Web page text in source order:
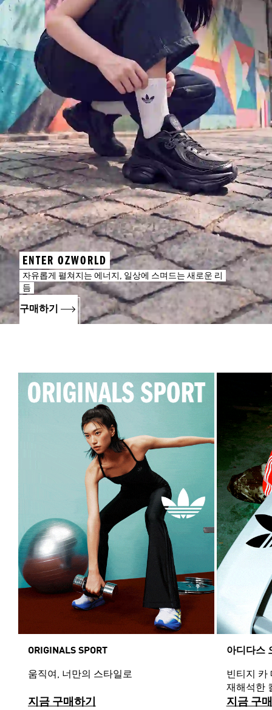
ENTER OZWORLD
자유롭게 펼쳐지는 에너지, 일상에 스며드는 새로운 리
듬
구매하기
ORIGINALS SPORT
움직여, 너만의 스타일로
지금 구매하기
아디다스
빈티지 카
재해석한
지금 구